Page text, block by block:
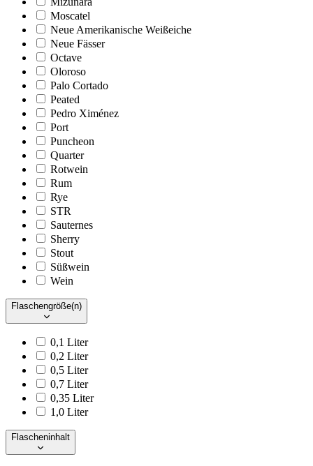
Moscatel
Neue Amerikanische Weißeiche
Neue Fässer
Octave
Oloroso
Palo Cortado
Peated
Pedro Ximénez
Port
Puncheon
Quarter
Rotwein
Rum
Rye
STR
Sauternes
Sherry
Stout
Süßwein
Wein
Flaschengröße(n)
0,1 Liter
0,2 Liter
0,5 Liter
0,7 Liter
0,35 Liter
1,0 Liter
Flascheninhalt